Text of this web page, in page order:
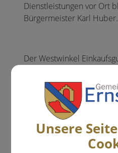
Dienstleistungen vor Ort
Bürgermeister Karl Huber.
Der Westwinkel
Sie haben die
Gemeindeamt zu
Teilnehmende Betriebe
westwinkel – für und mit
Unsere